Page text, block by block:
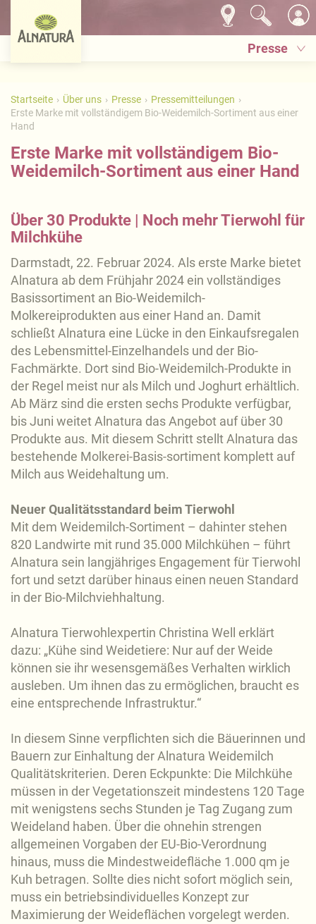
Presse
Startseite Über uns Presse
Pressemitteilungen
Erste Marke mit vollständigem Bio-Weidemilch-Sortiment aus einer
Hand
Erste Marke mit vollständigem Bio-
Weidemilch-Sortiment aus einer Hand
Über 30 Produkte | Noch mehr Tierwohl für
Milchkühe
Darmstadt, 22. Februar 2024. Als erste Marke bietet
Alnatura ab dem Frühjahr 2024 ein vollständiges
Basissortiment an Bio-Weidemilch-
Molkereiprodukten aus einer Hand an. Damit
schließt Alnatura eine Lücke in den Einkaufsregalen
des Lebensmittel-Einzelhandels und der Bio-
Fachmärkte. Dort sind Bio-Weidemilch-Produkte in
der Regel meist nur als Milch und Joghurt erhältlich.
Ab März sind die ersten sechs Produkte verfügbar,
bis Juni weitet Alnatura das Angebot auf über 30
Produkte aus. Mit diesem Schritt stellt Alnatura das
bestehende Molkerei-Basis-sortiment komplett auf
Milch aus Weidehaltung um.
Neuer Qualitätsstandard beim Tierwohl
Mit dem Weidemilch-Sortiment – dahinter stehen
820 Landwirte mit rund 35.000 Milchkühen – führt
Alnatura sein langjähriges Engagement für Tierwohl
fort und setzt darüber hinaus einen neuen Standard
in der Bio-Milchviehhaltung.
Alnatura Tierwohlexpertin Christina Well erklärt
dazu: „Kühe sind Weidetiere: Nur auf der Weide
können sie ihr wesensgemäßes Verhalten wirklich
ausleben. Um ihnen das zu ermöglichen, braucht es
eine entsprechende Infrastruktur.“
In diesem Sinne verpflichten sich die Bäuerinnen und
Bauern zur Einhaltung der Alnatura Weidemilch
Qualitätskriterien. Deren Eckpunkte: Die Milchkühe
müssen in der Vegetationszeit mindestens 120 Tage
mit wenigstens sechs Stunden je Tag Zugang zum
Weideland haben. Über die ohnehin strengen
allgemeinen Vorgaben der EU-Bio-Verordnung
hinaus, muss die Mindestweidefläche 1.000 qm je
Kuh betragen. Sollte dies nicht sofort möglich sein,
muss ein betriebsindividuelles Konzept zur
Maximierung der Weideflächen vorgelegt werden.